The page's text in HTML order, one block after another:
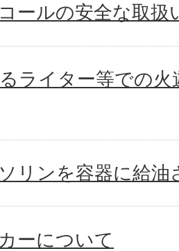
ールの安全な取扱
ライター等での
リンを容器に給油
ーについて